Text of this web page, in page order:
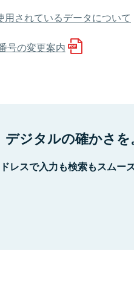
用されているデータについて
号の変更案内
ジタルの確かさを
レスで入力も検索もスムーズ